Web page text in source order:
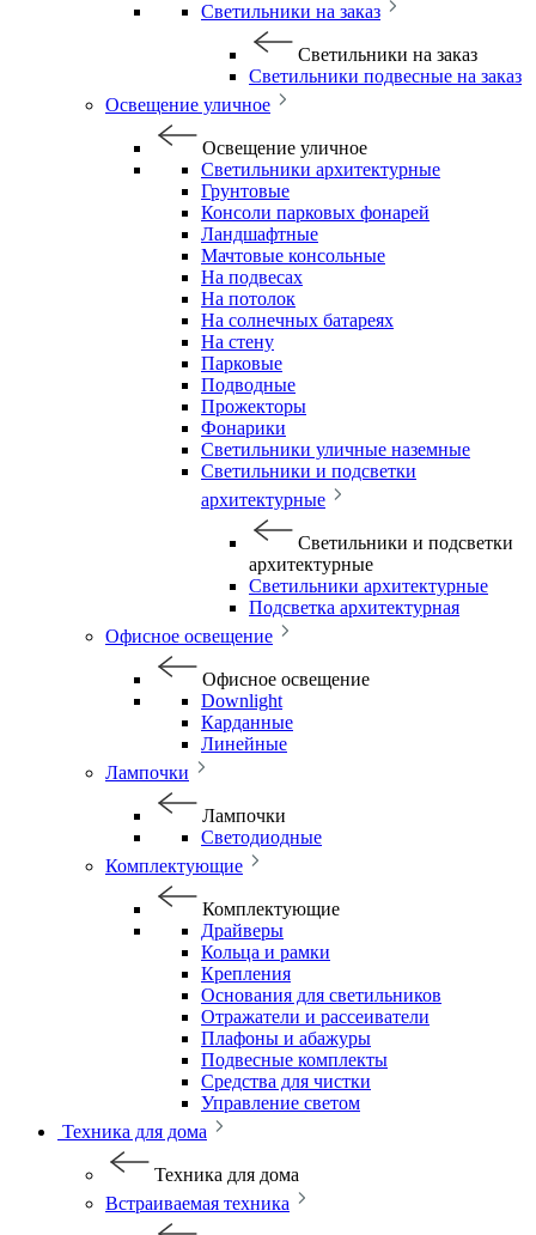
Светильники на заказ
Светильники на заказ
Светильники подвесные на заказ
Освещение уличное
Освещение уличное
Светильники архитектурные
Грунтовые
Консоли парковых фонарей
Ландшафтные
Мачтовые консольные
На подвесах
На потолок
На солнечных батареях
На стену
Парковые
Подводные
Прожекторы
Фонарики
Светильники уличные наземные
Светильники и подсветки
архитектурные
Светильники и подсветки
архитектурные
Светильники архитектурные
Подсветка архитектурная
Офисное освещение
Офисное освещение
Downlight
Карданные
Линейные
Лампочки
Лампочки
Светодиодные
Комплектующие
Комплектующие
Драйверы
Кольца и рамки
Крепления
Основания для светильников
Отражатели и рассеиватели
Плафоны и абажуры
Подвесные комплекты
Средства для чистки
Управление светом
Техника для дома
Техника для дома
Встраиваемая техника